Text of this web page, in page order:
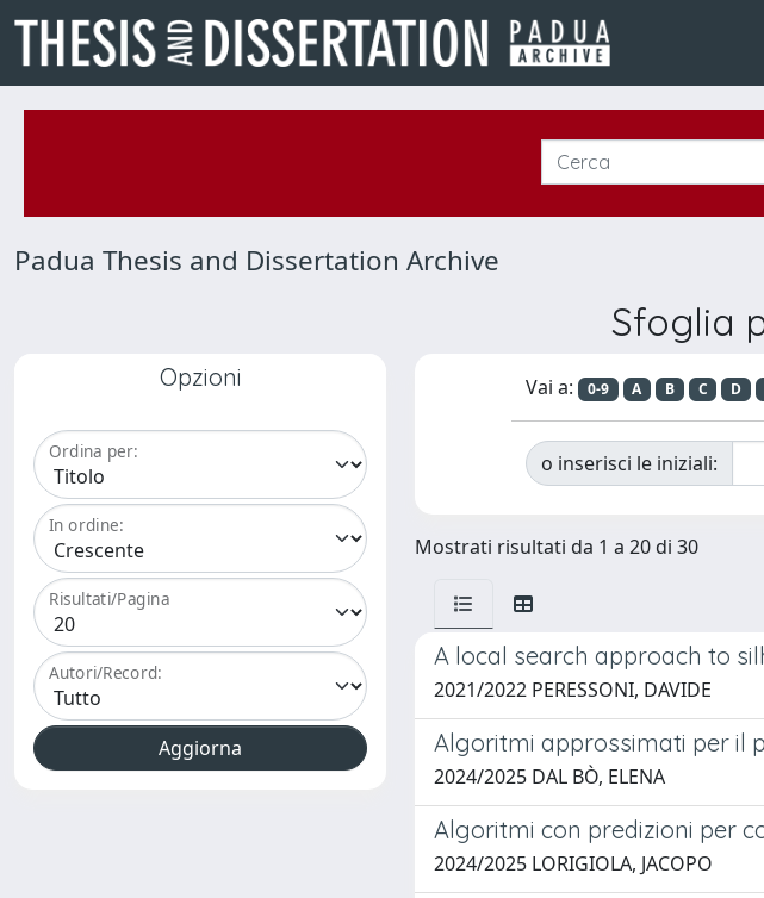
Padua Thesis and Dissertation Archive
Sfoglia
Opzioni
Ordina per:
In ordine:
Risultati/Pagina
Autori/Record:
Vai a: 0-9 A B C D
o inserisci le iniziali:
Mostrati risultati da 1 a 20 di 30
A local search approach to
2021/2022 PERESSONI, DAVIDE
Algoritmi approssimati per il
2024/2025 DAL BÒ, ELENA
Algoritmi con predizioni per
2024/2025 LORIGIOLA, JACOPO